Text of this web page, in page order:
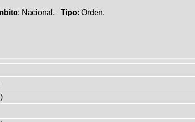
: Nacional. Tipo: Orden.